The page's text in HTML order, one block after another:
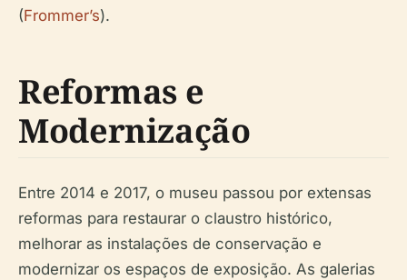
(Frommer’s).
Reformas e
Modernização
Entre 2014 e 2017, o museu passou por extensas
reformas para restaurar o claustro histórico,
melhorar as instalações de conservação e
modernizar os espaços de exposição. As galerias